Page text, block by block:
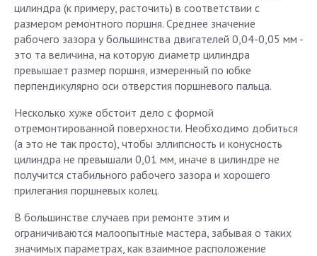
цилиндра (к примеру, расточить) в соответствии с
размером ремонтного поршня. Среднее значение
рабочего зазора у большинства двигателей 0,04-0,05 мм -
это та величина, на которую диаметр цилиндра
превышает размер поршня, измеренный по юбке
перпендикулярно оси отверстия поршневого пальца.
Несколько хуже обстоит дело с формой
отремонтированной поверхности. Необходимо добиться
(а это не так просто), чтобы эллипсность и конусность
цилиндра не превышали 0,01 мм, иначе в цилиндре не
получится стабильного рабочего зазора и хорошего
прилегания поршневых колец.
В большинстве случаев при ремонте этим и
ограничиваются малоопытные мастера, забывая о таких
значимых параметрах, как взаимное расположение